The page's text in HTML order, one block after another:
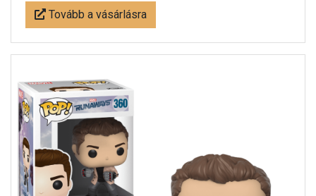
Tovább a vásárlásra